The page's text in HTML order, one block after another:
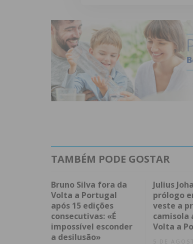
TAMBÉM PODE GOSTAR
Bruno Silva fora da
Volta a Portugal
após 15 edições
consecutivas: «É
impossível esconder
a desilusão»
Julius
prólogo
veste a
camisola
Volta a
5 DE